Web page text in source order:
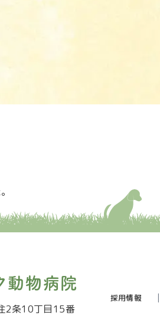
2条10丁目15番
採用情報